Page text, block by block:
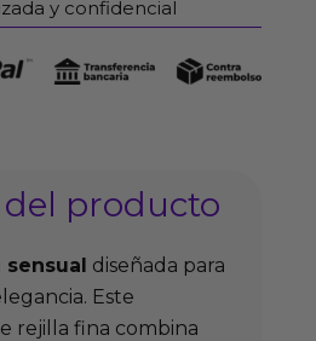
y confidencial
del producto
sensual diseñada para
Este
rejilla fina combina